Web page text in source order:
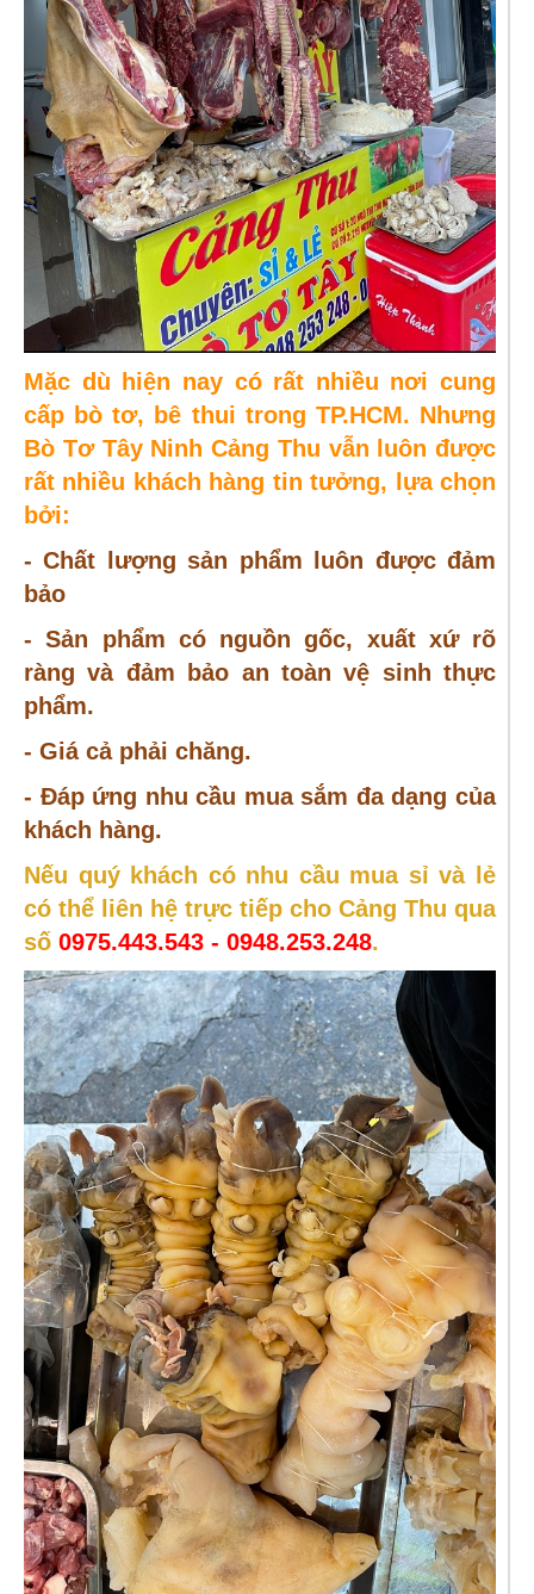
Mặc dù hiện nay có rất nhiều nơi cung
cấp bò tơ, bê thui trong TP.HCM. Nhưng
Bò Tơ Tây Ninh Cảng Thu vẫn luôn được
rất nhiều khách hàng tin tưởng, lựa chọn
bởi:
- Chất lượng sản phẩm luôn được đảm
bảo
- Sản phẩm có nguồn gốc, xuất xứ rõ
ràng và đảm bảo an toàn vệ sinh thực
phẩm.
- Giá cả phải chăng.
- Đáp ứng nhu cầu mua sắm đa dạng của
khách hàng.
Nếu quý khách có nhu cầu mua sỉ và lẻ
có thể liên hệ trực tiếp cho Cảng Thu qua
số 0975.443.543 - 0948.253.248.